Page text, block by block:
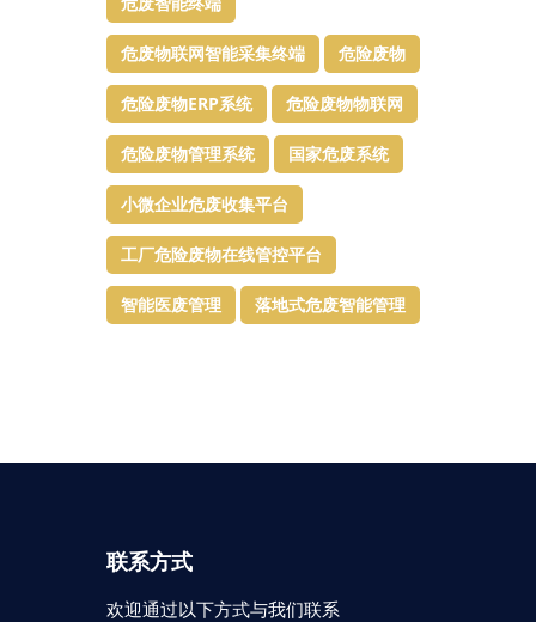
危废物联网智能采集终端 危险废物
危险废物ERP系统 危险废物物联网
危险废物管理系统 国家危废系统
小微企业危废收集平台
工厂危险废物在线管控平台
智能医废管理 落地式危废智能管理
联系方式
欢迎通过以下方式与我们联系